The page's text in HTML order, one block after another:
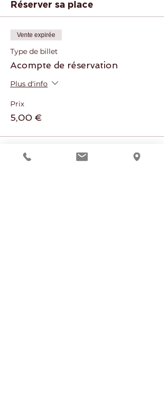
Réserver sa place
Vente expirée
Type de billet
Acompte de réservation
Plus d'info
Prix
5,00 €